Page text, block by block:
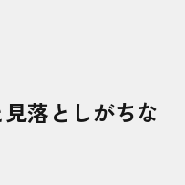
落としがちな